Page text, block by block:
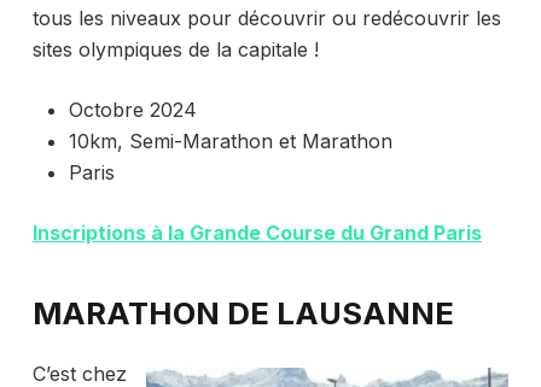
tous les niveaux pour découvrir ou redécouvrir les
sites olympiques de la capitale !
Octobre 2024
10km, Semi-Marathon et Marathon
Paris
Inscriptions à la Grande Course du Grand Paris
MARATHON DE LAUSANNE
C’est chez